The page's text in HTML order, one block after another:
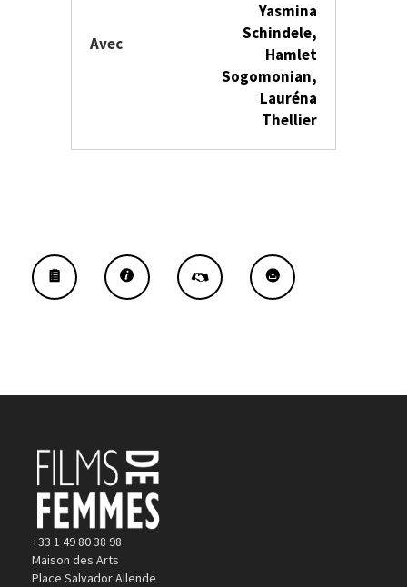
Avec
Yasmina
Schindele,
Hamlet
Sogomonian,
Lauréna
Thellier
+33 1 49 80 38 98
Maison des Arts
Place Salvador Allende